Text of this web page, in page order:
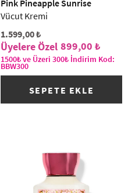
Pink Pineapple Sunrise
Vücut Kremi
1.599,00 ₺
899,00 ₺
1500₺ ve Üzeri 300₺ İndirim Kod:
BBW300
SEPETE EKLE